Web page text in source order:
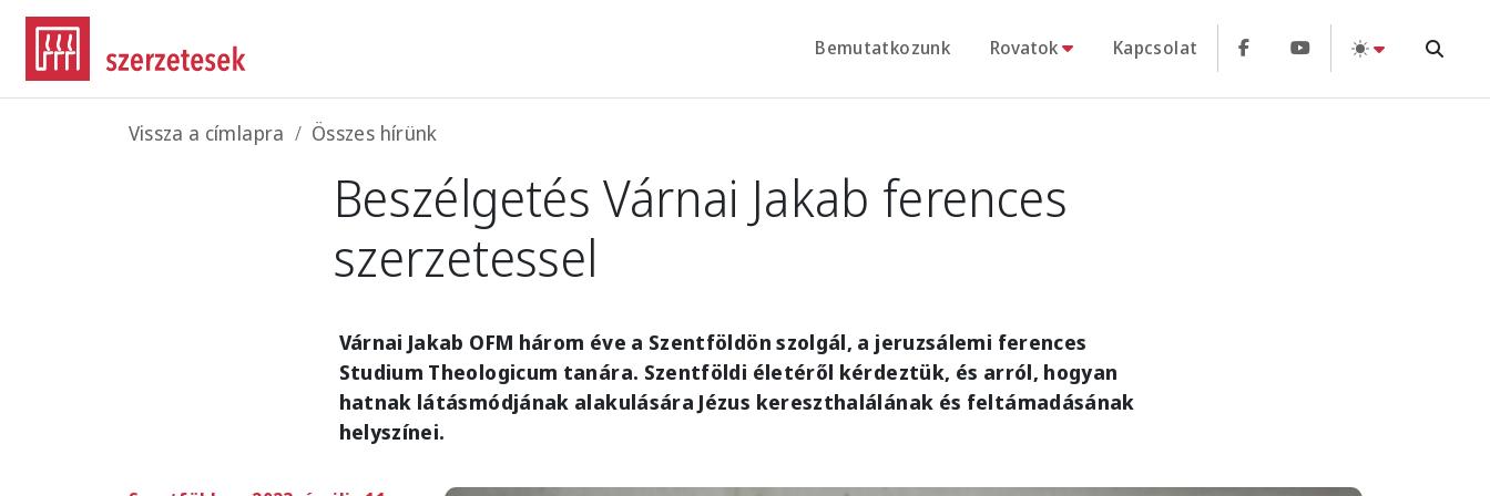
Ugrás a tartalomra
Bemutatkozunk Rovatok Kapcsolat
Morzsa
Vissza a címlapra Összes hírünk
Beszélgetés Várnai Jakab ferences
szerzetessel
Várnai Jakab OFM három éve a Szentföldön szolgál, a jeruzsálemi ferences
Studium Theologicum tanára. Szentföldi életéről kérdeztük, és arról, hogyan
hatnak látásmódjának alakulására Jézus kereszthalálának és feltámadásának
helyszínei.